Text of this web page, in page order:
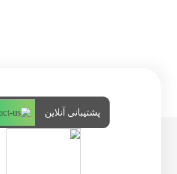
پشتیبانی آنلاین